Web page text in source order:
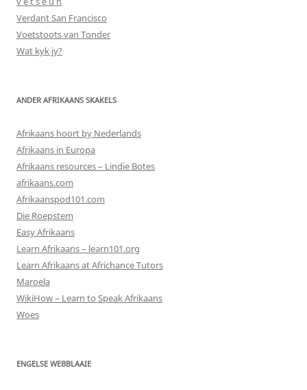
Verdant San Francisco
Voetstoots van Tonder
Wat kyk jy?
ANDER AFRIKAANS SKAKELS
Afrikaans hoort by Nederlands
Afrikaans in Europa
Afrikaans resources – Lindie Botes
afrikaans.com
Afrikaanspod101.com
Die Roepstem
Easy Afrikaans
Learn Afrikaans – learn101.org
Learn Afrikaans at Africhance Tutors
Maroela
WikiHow – Learn to Speak Afrikaans
Woes
ENGELSE WEBBLAAIE